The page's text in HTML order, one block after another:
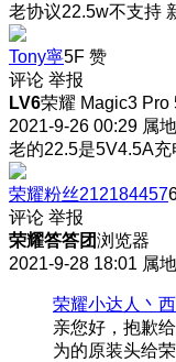
老协议22.5w不支持
Tony寧5F 赞
评论 举报
LV6荣耀 Magic3 Pro
2021-9-26 00:29 属
老的22.5是5V4.5A
荣耀粉丝212184457
评论 举报
荣耀答答团浏览器
2021-9-28 18:01 属
荣耀小达人丶
亲您好，抱歉
为的原装头给